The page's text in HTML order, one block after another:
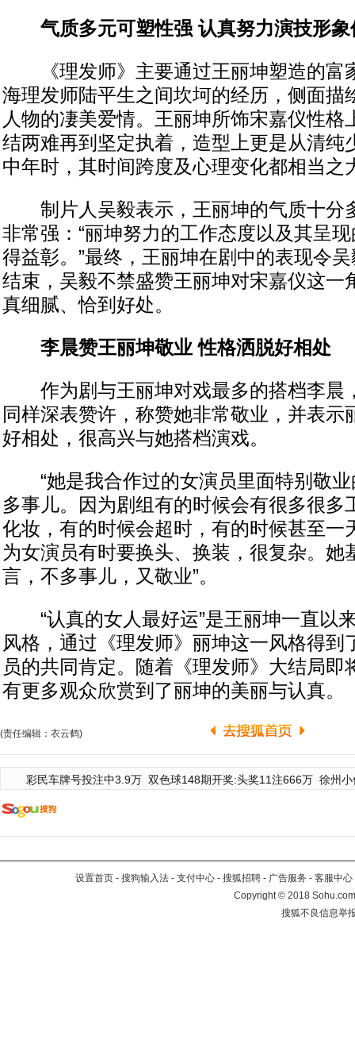
气质多元可塑性强 认真努力演技形象
《理发师》主要通过王丽坤塑造的富
海理发师陆平生之间坎坷的经历，侧面描
人物的凄美爱情。王丽坤所饰宋嘉仪性格
结两难再到坚定执着，造型上更是从清纯
中年时，其时间跨度及心理变化都相当之
制片人吴毅表示，王丽坤的气质十分
非常强：“丽坤努力的工作态度以及其呈
得益彰。”最终，王丽坤在剧中的表现令
结束，吴毅不禁盛赞王丽坤对宋嘉仪这一
真细腻、恰到好处。
李晨赞王丽坤敬业 性格洒脱好相处
作为剧与王丽坤对戏最多的搭档李晨
同样深表赞许，称赞她非常敬业，并表示
好相处，很高兴与她搭档演戏。
“她是我合作过的女演员里面特别敬业
多事儿。因为剧组有的时候会有很多很多
化妆，有的时候会超时，有的时候甚至一
为女演员有时要换头、换装，很复杂。她
言，不多事儿，又敬业”。
“认真的女人最好运”是王丽坤一直以
风格，通过《理发师》丽坤这一风格得到
员的共同肯定。随着《理发师》大结局即
有更多观众欣赏到了丽坤的美丽与认真。
(责任编辑：衣云鹤)
彩民车牌号投注中3.9万 双色球148期开奖:头奖11注666万 徐州
设置首页 - 搜狗输入法 - 支付中心 - 搜狐招聘 - 广告服务 - 客服中心
Copyright©2018
搜狐不良信息举